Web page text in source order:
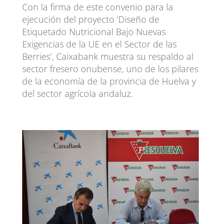
Con la firma de este convenio para la
ejecución del proyecto ‘Diseño de
Etiquetado Nutricional Bajo Nuevas
Exigencias de la UE en el Sector de las
Berries’, Caixabank muestra su respaldo al
sector fresero onubense, uno de los pilares
de la economía de la provincia de Huelva y
del sector agrícola andaluz.